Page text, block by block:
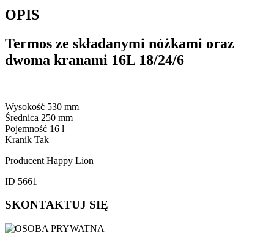
OPIS
Termos ze składanymi nóżkami oraz
dwoma kranami 16L 18/24/6
Wysokość 530 mm
Średnica 250 mm
Pojemność 16 l
Kranik Tak
Producent Happy Lion
ID 5661
SKONTAKTUJ SIĘ